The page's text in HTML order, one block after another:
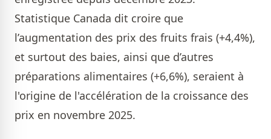
Statistique Canada dit croire que
l’augmentation des prix des fruits frais (+4,4%),
et surtout des baies, ainsi que d’autres
préparations alimentaires (+6,6%), seraient à
l'origine de l'accélération de la croissance des
prix en novembre 2025.